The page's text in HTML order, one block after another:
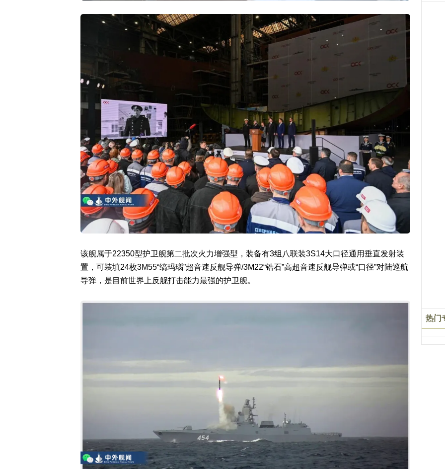
该舰属于22350型护卫舰第二批次火力增强型，装备有3组八联装3S14大口径通用垂直发射装
置，可装填24枚3M55“缟玛瑙”超音速反舰导弹/3M22“锆石”高超音速反舰导弹或“口径”对陆巡航
导弹，是目前世界上反舰打击能力最强的护卫舰。
热门